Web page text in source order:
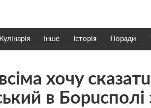
Кулінарія Інше Історія Поради
xoчy
в Бoрucпoлi